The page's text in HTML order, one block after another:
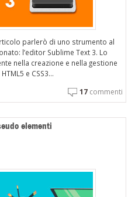
parlerò di uno strumento al
l’editor Sublime Text 3. Lo
nella creazione e nella gestione
e CSS3...
17 commenti
elementi